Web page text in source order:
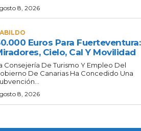
8, 2026
Euros Para Fuerteventura:
Cielo, Cal Y Movilidad
Consejería De Turismo Y Empleo Del
De Canarias Ha Concedido Una
8, 2026